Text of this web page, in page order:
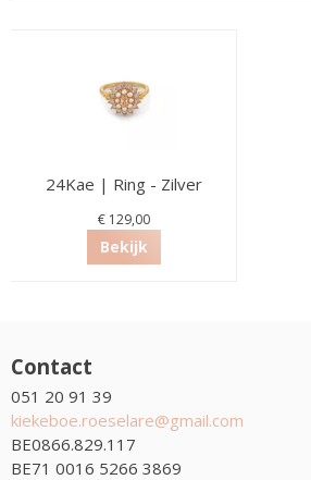
24Kae | Ring - Zilver
€ 129,00
Bekijk
Contact
051 20 91 39
kiekeboe.roeselare@gmail.com
BE0866.829.117
BE71 0016 5266 3869